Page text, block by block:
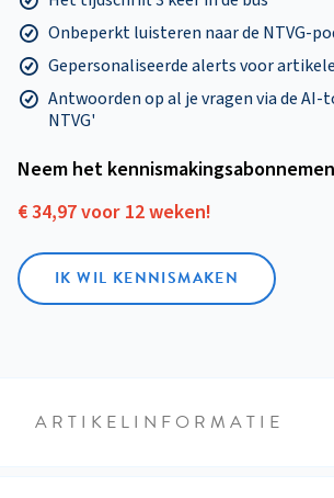
Onbeperkt luisteren naar de NTVG-
Gepersonaliseerde alerts voor
Antwoorden op al je vragen via de AI-
NTVG'
Neem het
€ 34,97 voor 12 weken!
IK WIL KENNISMAKEN
ARTIKELINFORMATIE